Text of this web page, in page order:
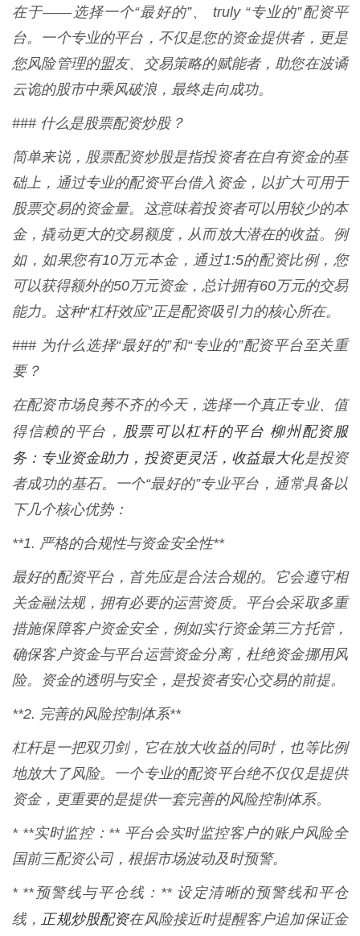
在于——选择一个“最好的”、 truly “专业的”配资平
台。一个专业的平台，不仅是您的资金提供者，更是
您风险管理的盟友、交易策略的赋能者，助您在波谲
云诡的股市中乘风破浪，最终走向成功。
### 什么是股票配资炒股？
简单来说，股票配资炒股是指投资者在自有资金的基
础上，通过专业的配资平台借入资金，以扩大可用于
股票交易的资金量。这意味着投资者可以用较少的本
金，撬动更大的交易额度，从而放大潜在的收益。例
如，如果您有10万元本金，通过1:5的配资比例，您
可以获得额外的50万元资金，总计拥有60万元的交易
能力。这种“杠杆效应”正是配资吸引力的核心所在。
### 为什么选择“最好的”和“专业的”配资平台至关重
要？
在配资市场良莠不齐的今天，选择一个真正专业、值
得信赖的平台， 股票可以杠杆的平台 柳州配资服
务：专业资金助力，投资更灵活，收益最大化是投资
者成功的基石。一个“最好的”专业平台，通常具备以
下几个核心优势：
**1. 严格的合规性与资金安全性**
最好的配资平台，首先应是合法合规的。它会遵守相
关金融法规，拥有必要的运营资质。平台会采取多重
措施保障客户资金安全，例如实行资金第三方托管，
确保客户资金与平台运营资金分离，杜绝资金挪用风
险。资金的透明与安全，是投资者安心交易的前提。
**2. 完善的风险控制体系**
杠杆是一把双刃剑，它在放大收益的同时，也等比例
地放大了风险。一个专业的配资平台绝不仅仅是提供
资金，更重要的是提供一套完善的风险控制体系。
* **实时监控：** 平台会实时监控客户的账户风险全
国前三配资公司，根据市场波动及时预警。
* **预警线与平仓线：** 设定清晰的预警线和平仓
线， 正规炒股配资在风险接近时提醒客户追加保证金